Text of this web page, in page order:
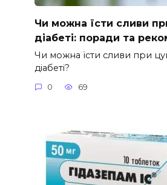
Чи можна їсти сливи
діабеті: поради та
Чи можна їсти сливи при
діабеті?
0 69